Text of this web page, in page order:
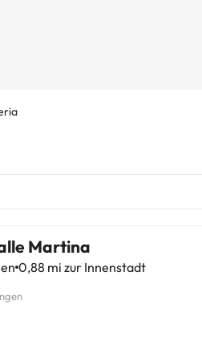
Martina
0,88 mi zur Innenstadt